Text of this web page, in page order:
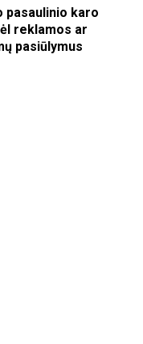
pasaulinio karo
reklamos ar
pasiūlymus